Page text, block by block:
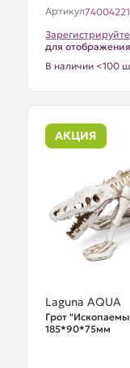
Артикул74004221
для
В наличии <100
АКЦИЯ
Laguna AQUA
Грот
185*90*75мм